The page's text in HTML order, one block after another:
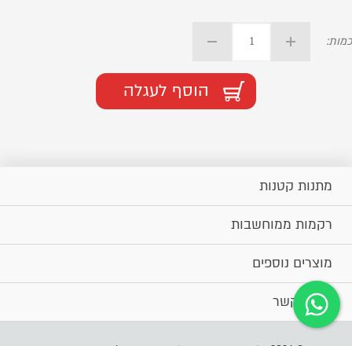
כמות:
הוסף לעגלה
מתנות קטנות
רקמות ממוחשבות
מוצרים נוספים
יצירת קשר